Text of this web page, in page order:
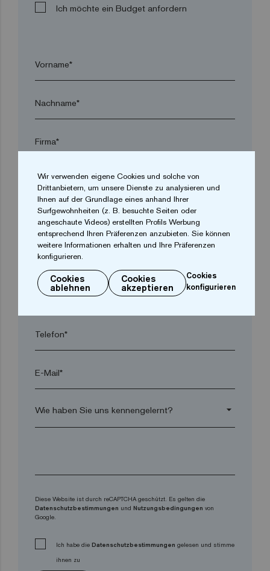
Ich möchte ein Budget anfordern
Vorname*
Nachname*
Firma*
Ort*
Postleitzahl*
Telefon*
E-Mail*
arrow_drop_down
Diese Website ist durch reCAPTCHA geschützt. Es gelten die
Datenschutzbestimmungen und Nutzungsbedingungen von
Google.
Ich habe die Datenschutzbestimmungen gelesen und stimme
ihnen zu
Wir verwenden eigene Cookies und solche von
Drittanbietern, um unsere Dienste zu analysieren und
Ihnen auf der Grundlage eines anhand Ihrer
Surfgewohnheiten (z. B. besuchte Seiten oder
angeschaute Videos) erstellten Profils Werbung
entsprechend Ihren Präferenzen anzubieten. Sie können
weitere Informationen erhalten und Ihre Präferenzen
konfigurieren.
Cookies
ablehnen
Cookies
akzeptieren
Cookies
konfigurieren